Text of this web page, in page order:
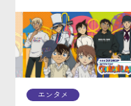
学館）。2024年10月～
2025年3月に放送されたア
ニメも大変話題になり
した。 「地動説」とい
エンタメ